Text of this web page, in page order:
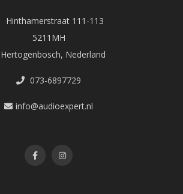
Hinthamerstraat 111-113
5211MH
Nederland
073-6897729
info@audioexpert.nl